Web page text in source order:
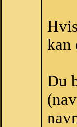
kan
Du